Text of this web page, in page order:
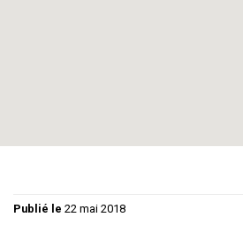
Publié le 22 mai 2018